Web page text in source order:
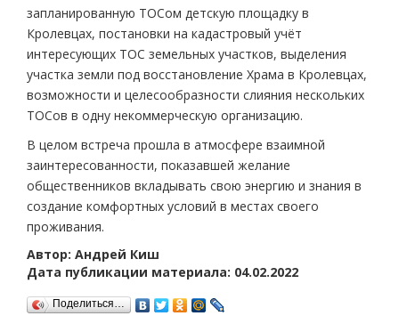
запланированную ТОСом детскую площадку в
Кролевцах, постановки на кадастровый учёт
интересующих ТОС земельных участков, выделения
участка земли под восстановление Храма в Кролевцах,
возможности и целесообразности слияния нескольких
ТОСов в одну некоммерческую организацию.
В целом встреча прошла в атмосфере взаимной
заинтересованности, показавшей желание
общественников вкладывать свою энергию и знания в
создание комфортных условий в местах своего
проживания.
Автор: Андрей Киш
Дата публикации материала: 04.02.2022
Поделиться…